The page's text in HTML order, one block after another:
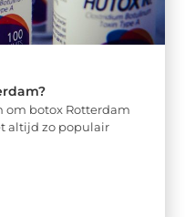
om botox Rotterdam
altijd zo populair